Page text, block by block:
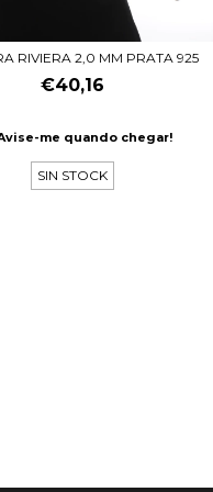
RIVIERA 2,0 MM PRATA 925
€40,16
me quando chegar!
SIN STOCK